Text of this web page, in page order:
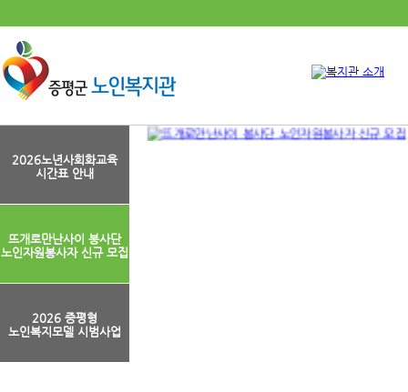
2026노년사회화교육
시간표 안내
뜨개로만난사이 봉사단
노인자원봉사자 신규 모집
2026 증평형
노인복지모델 시범사업